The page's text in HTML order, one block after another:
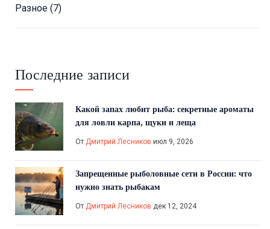
Разное (7)
Последние записи
Какой запах любит рыба: секретные ароматы
для ловли карпа, щуки и леща
От Дмитрий Лесников июл 9, 2026
Запрещенные рыболовные сети в России: что
нужно знать рыбакам
От Дмитрий Лесников дек 12, 2024